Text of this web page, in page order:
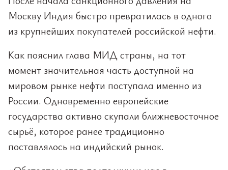
Москву Индия быстро превратилась в одного
из крупнейших покупателей российской нефти.
Как пояснил глава МИД страны, на тот
момент значительная часть доступной на
мировом рынке нефти поступала именно из
России. Одновременно европейские
государства активно скупали ближневосточное
сырьё, которое ранее традиционно
поставлялось на индийский рынок.